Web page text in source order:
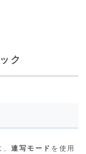
ク
、連写モード を使用